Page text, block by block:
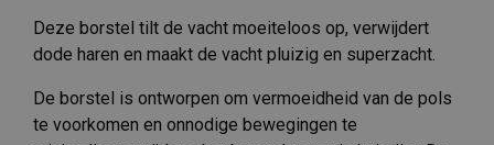
Deze borstel tilt de vacht moeiteloos op, verwijdert
dode haren en maakt de vacht pluizig en superzacht.
De borstel is ontworpen om vermoeidheid van de pols
te voorkomen en onnodige bewegingen te